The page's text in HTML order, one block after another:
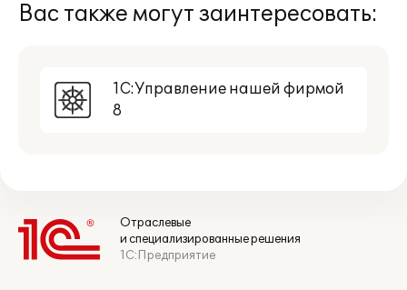
Вас также могут заинтересовать:
1С:Управление нашей фирмой
8
Отраслевые
и специализированные решения
1С:Предприятие